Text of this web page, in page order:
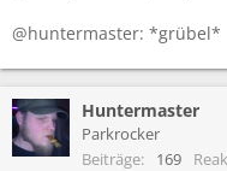
@huntermaster: *grübel*
Huntermaster
Parkrocker
Beiträge
169